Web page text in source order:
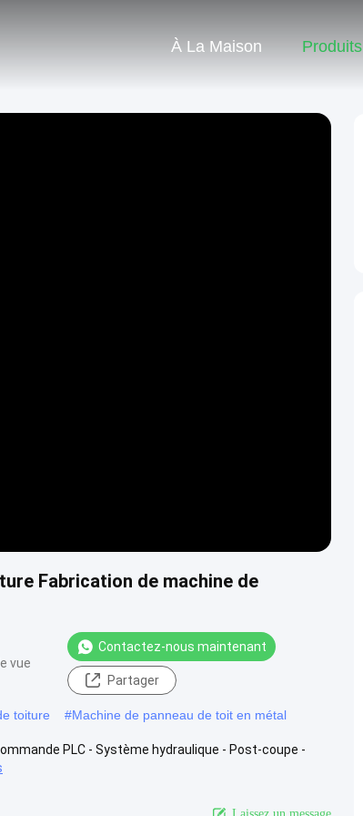
À La Maison Produits
Fabrication de machine de
vue
Contactez-nous maintenant
Partager
toiture #Machine de panneau de toit en métal
PLC - Système hydraulique - Post-coupe -
Laissez un message